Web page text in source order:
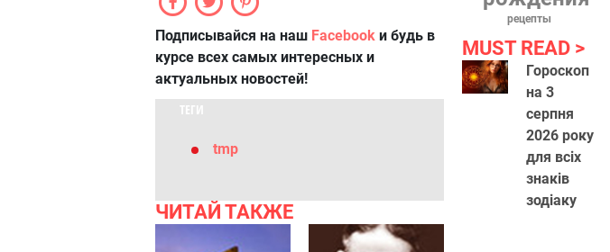
Подписывайся на наш Facebook и будь в
курсе всех самых интересных и
актуальных новостей!
ТЕГИ
tmp
ЧИТАЙ ТАКЖЕ
рецепты
MUST READ
Гороскоп
на 3
серпня
2026 року
для всіх
знаків
зодіаку